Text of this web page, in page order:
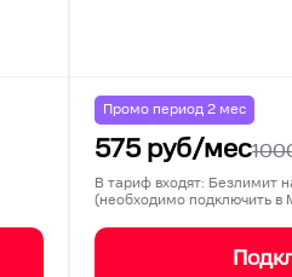
Промо период 2мес
575руб/мес
В тариф входят: Безлимит
(необходимо подключить